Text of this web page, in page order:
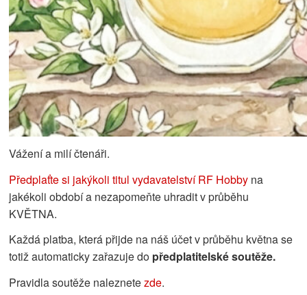
Vážení a milí čtenáři.
Předplaťte si jakýkoli titul vydavatelství RF Hobby na
jakékoli období a nezapomeňte uhradit v průběhu
KVĚTNA.
Každá platba, která přijde na náš účet v průběhu května se
totiž automaticky zařazuje do předplatitelské soutěže.
Pravidla soutěže naleznetezde.